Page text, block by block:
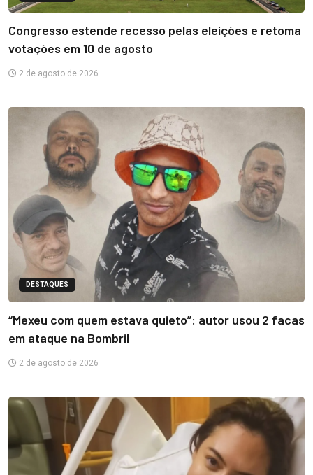
Congresso estende recesso pelas eleições e retoma
votações em 10 de agosto
2 de agosto de 2026
DESTAQUES
“Mexeu com quem estava quieto”: autor usou 2 facas
em ataque na Bombril
2 de agosto de 2026